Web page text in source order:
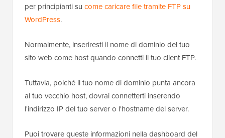
per principianti su come caricare file tramite FTP su
WordPress.
Normalmente, inseriresti il nome di dominio del tuo
sito web come host quando connetti il tuo client FTP.
Tuttavia, poiché il tuo nome di dominio punta ancora
al tuo vecchio host, dovrai connetterti inserendo
l'indirizzo IP del tuo server o l'hostname del server.
Puoi trovare queste informazioni nella dashboard del